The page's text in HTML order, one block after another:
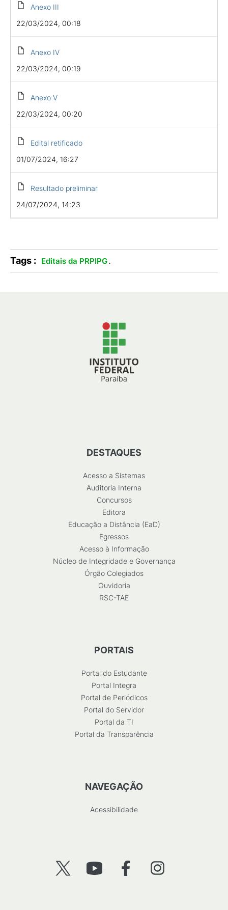
Anexo III
22/03/2024, 00:18
Anexo IV
22/03/2024, 00:19
Anexo V
22/03/2024, 00:20
Edital retificado
01/07/2024, 16:27
Resultado preliminar
24/07/2024, 14:23
Tags : Editais da PRPIPG.
DESTAQUES
Acesso a Sistemas
Auditoria Interna
Concursos
Editora
Educação a Distância (EaD)
Egressos
Acesso à Informação
Núcleo de Integridade e Governança
Órgão Colegiados
Ouvidoria
RSC-TAE
PORTAIS
Portal do Estudante
Portal Integra
Portal de Periódicos
Portal do Servidor
Portal da TI
Portal da Transparência
NAVEGAÇÃO
Acessibilidade